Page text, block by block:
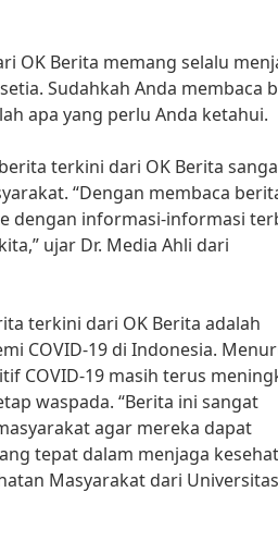
OK Berita memang selalu
Sudahkah Anda membaca
apa yang perlu Anda ketahui.
terkini dari OK Berita
“Dengan membaca
dengan informasi-informasi
ujar Dr. Media Ahli dari
terkini dari OK Berita adalah
COVID-19 di Indonesia.
COVID-19 masih terus
waspada. “Berita ini sangat
agar mereka dapat
tepat dalam menjaga
Masyarakat dari Universitas